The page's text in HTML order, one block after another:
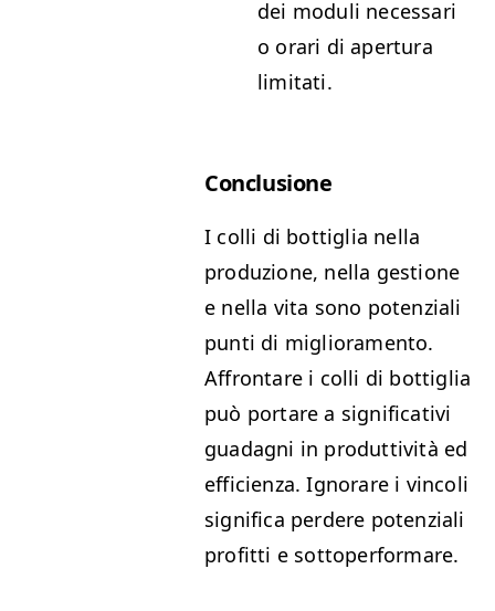
dei moduli necessari
o orari di apertura
limitati.
Conclusione
I colli di bottiglia nella
produzione, nella gestione
e nella vita sono potenziali
punti di miglioramento.
Affrontare i colli di bottiglia
può portare a significativi
guadagni in produttività ed
efficienza. Ignorare i vincoli
significa perdere potenziali
profitti e sottoperformare.